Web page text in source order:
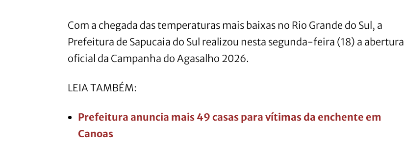
Com a chegada das temperaturas mais baixas no Rio Grande do Sul, a
Prefeitura de Sapucaia do Sul realizou nesta segunda-feira (18) a abertura
oficial da Campanha do Agasalho 2026.
LEIA TAMBÉM:
Prefeitura anuncia mais 49 casas para vítimas da enchente em
Canoas